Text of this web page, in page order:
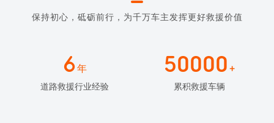
保持初心，砥砺前行，为千万车主发挥更好救援价值
6年
道路救援行业经验
50000 +
累积救援车辆